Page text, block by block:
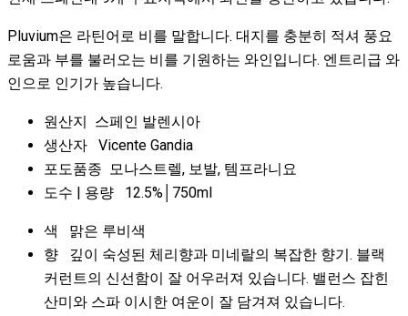
Pluvium은 라틴어로 비를 말합니다. 대지를 충분히 적셔 풍요
로움과 부를 불러오는 비를 기원하는 와인입니다. 엔트리급 와
인으로 인기가 높습니다.
원산지 스페인 발렌시아
생산자 Vicente Gandia
포도품종 모나스트렐, 보발, 템프라니요
도수 | 용량 12.5%│750ml
색 맑은 루비색
향 깊이 숙성된 체리향과 미네랄의 복잡한 향기. 블랙
커런트의 신선함이 잘 어우러져 있습니다. 밸런스 잡힌
산미와 스파 이시한 여운이 잘 담겨져 있습니다.